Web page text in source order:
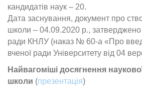
кандидатів наук – 20.
Дата заснування, документ про
школи – 04.09.2020 р.,
ради КНЛУ (наказ № 60-а «Про
вченої ради Університету від 04
Найвагоміші досягнення
школи (презентація)